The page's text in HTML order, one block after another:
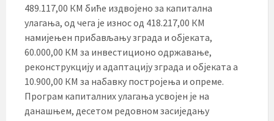
489.117,00 КМ биће издвојено за капитална
улагања, од чега је износ од 418.217,00 КМ
намијењен прибављању зграда и објеката,
60.000,00 КМ за инвестиционо одржавање,
реконструкцију и адаптацију зграда и објеката а
10.900,00 КМ за набавку постројења и опреме.
Програм капиталних улагања усвојен је на
данашњем, десетом редовном засиједању